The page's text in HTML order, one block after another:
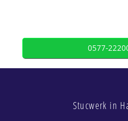
0577-
Stucwerk in